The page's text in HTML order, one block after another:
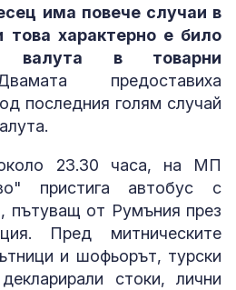
има повече случаи в
това характерно е било
валута в товарни
предоставиха
последния голям случай
23.30 часа, на МП
пристига автобус с
пътуващ от Румъния през
Пред митническите
и шофьорът, турски
стоки, лични